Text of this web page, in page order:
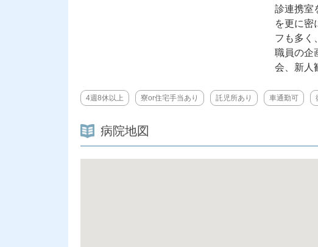
診連携室
を更に密
フも多く
職員の企
会、新人
4週8休以上 寮or住宅手当あり 託児所あり 車通勤可
病院地図